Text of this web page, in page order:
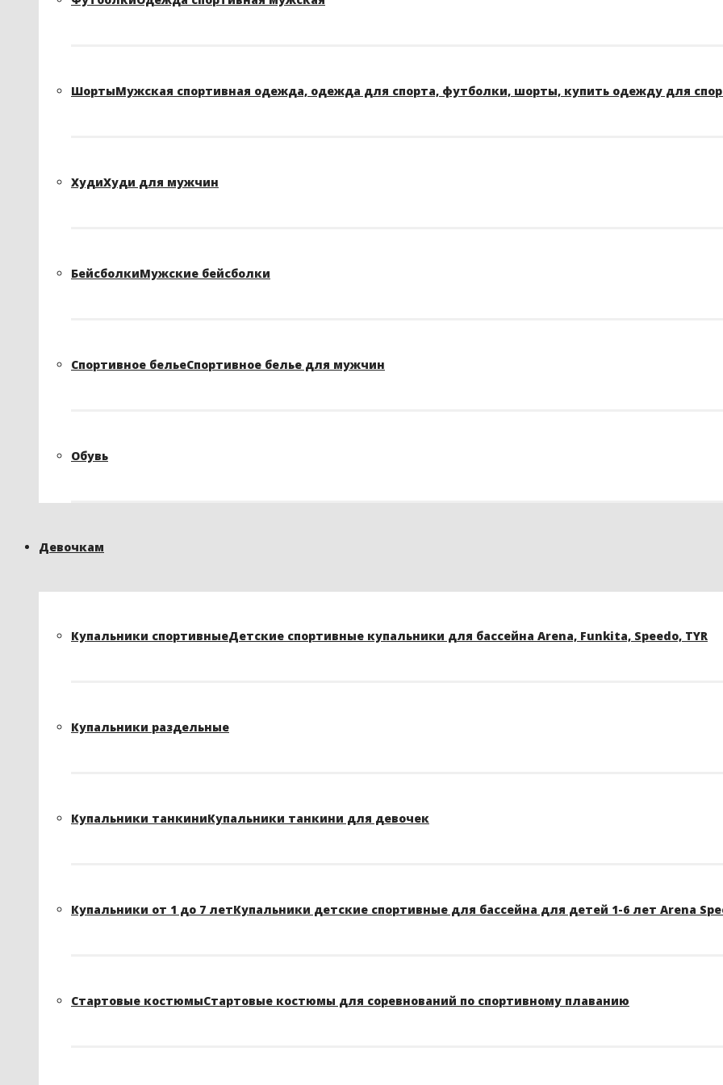
ШортыМужская спортивная одежда, одежда для спорта, футболки, шорты, купить одежду для
ХудиХуди для мужчин
БейсболкиМужские бейсболки
Спортивное бельеСпортивное белье для мужчин
Обувь
Девочкам
Купальники спортивныеДетские спортивные купальники для бассейна Arena, Funkita, Speedo, TYR
Купальники раздельные
Купальники танкиниКупальники танкини для девочек
Купальники от 1 до 7 летКупальники детские спортивные для бассейна для детей 1-6 лет Arena
Стартовые костюмыСтартовые костюмы для соревнований по спортивному плаванию